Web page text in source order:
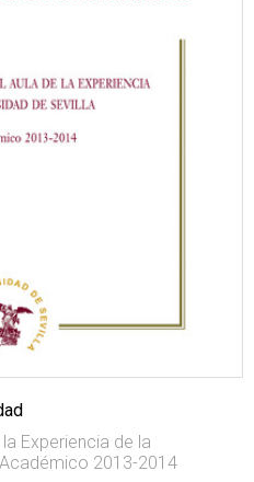
Experiencia de la
2013-2014